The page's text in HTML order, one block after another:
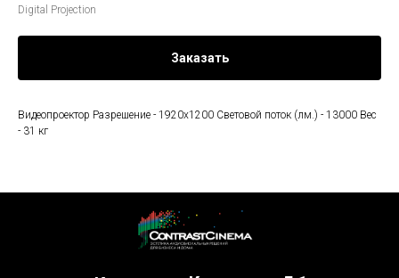
Digital Projection
Заказать
Видеопроектор Разрешение - 1920x1200 Световой поток (лм.) - 13000 Вес
- 31 кг